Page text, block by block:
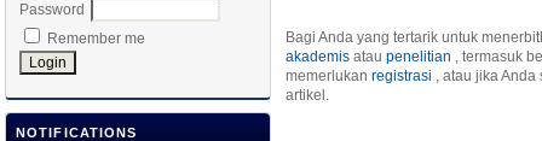
Password
Remember me
NOTIFICATIONS
Bagi Anda yang tertarik untuk
akademis atau penelitian , termasuk
memerlukan registrasi , atau jika
artikel.